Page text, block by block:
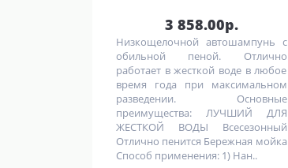
3 858.00р.
Низкощелочной автошампунь с
обильной пеной. Отлично
работает в жесткой воде в любое
время года при максимальном
разведении. Основные
преимущества: ЛУЧШИЙ ДЛЯ
ЖЕСТКОЙ ВОДЫ Всесезонный
Отлично пенится Бережная мойка
Способ применения: 1) Нан..